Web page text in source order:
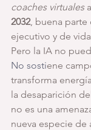
coaches virtuales
2032, buena
ejecutivo y de
Pero la IA no
No sostiene
transforma
la desaparición
no es una
nueva especie